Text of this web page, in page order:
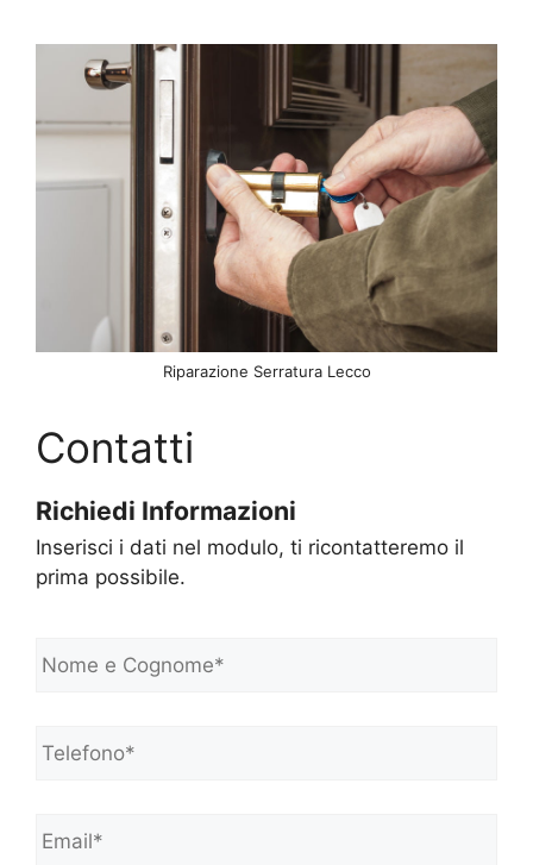
Riparazione Serratura Lecco
Contatti
Richiedi Informazioni
Inserisci i dati nel modulo, ti ricontatteremo il
prima possibile.
o
e
C
n